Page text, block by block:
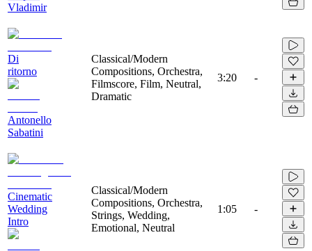
Vladimir
Di
ritorno
Antonello
Sabatini
Classical/Modern
Compositions, Orchestra,
Filmscore, Film, Neutral,
Dramatic
3:20 -
Cinematic
Wedding
Intro
Classical/Modern
Compositions, Orchestra,
Strings, Wedding,
Emotional, Neutral
1:05 -